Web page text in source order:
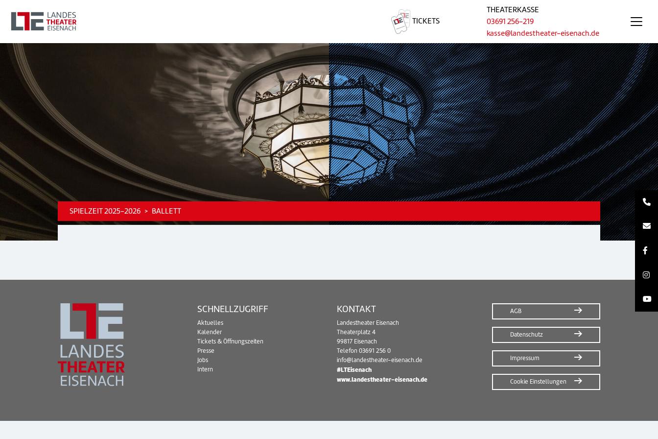
TICKETS
THEATERKASSE
03691 256-219
kasse@landestheater-eisenach.de
SPIELZEIT 2025-2026 BALLETT
SCHNELLZUGRIFF
Aktuelles
Kalender
Tickets & Öffnungszeiten
Presse
Jobs
Intern
KONTAKT
Landestheater Eisenach
Theaterplatz 4
99817 Eisenach
Telefon 03691 256 0
info@landestheater-eisenach.de
#LTEisenach
www.landestheater-eisenach.de
AGB
Datenschutz
Impressum
Cookie Einstellungen